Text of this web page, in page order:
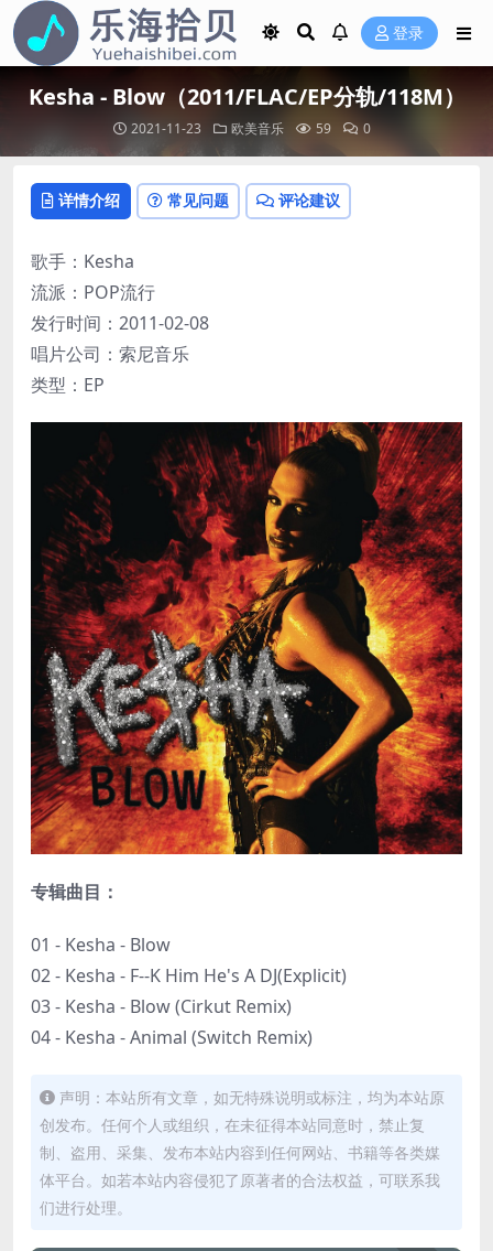
登录
Kesha - Blow（2011/FLAC/EP分轨/118M）
2021-11-23 欧美音乐 59 0
详情介绍 常见问题 评论建议
歌手：Kesha
流派：POP流行
发行时间：2011-02-08
唱片公司：索尼音乐
类型：EP
专辑曲目：
01 - Kesha - Blow
02 - Kesha - F--K Him He's A DJ(Explicit)
03 - Kesha - Blow (Cirkut Remix)
04 - Kesha - Animal (Switch Remix)
声明：本站所有文章，如无特殊说明或标注，均为本站原
创发布。任何个人或组织，在未征得本站同意时，禁止复
制、盗用、采集、发布本站内容到任何网站、书籍等各类媒
体平台。如若本站内容侵犯了原著者的合法权益，可联系我
们进行处理。